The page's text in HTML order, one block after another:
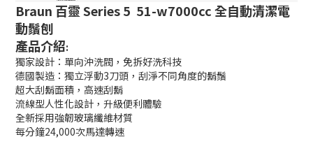
Braun 百靈 Series 5 51-w7000cc 全自動清潔電
動鬚刨
產品介紹:
獨家設計：單向沖洗閥，免拆好洗科技
德國製造：獨立浮動3刀頭，刮淨不同角度的鬍鬚
超大刮鬍面積，高速刮鬍
流線型人性化設計，升級便利體驗
全新採用強韌玻璃纖維材質
每分鐘24,000次馬達轉速